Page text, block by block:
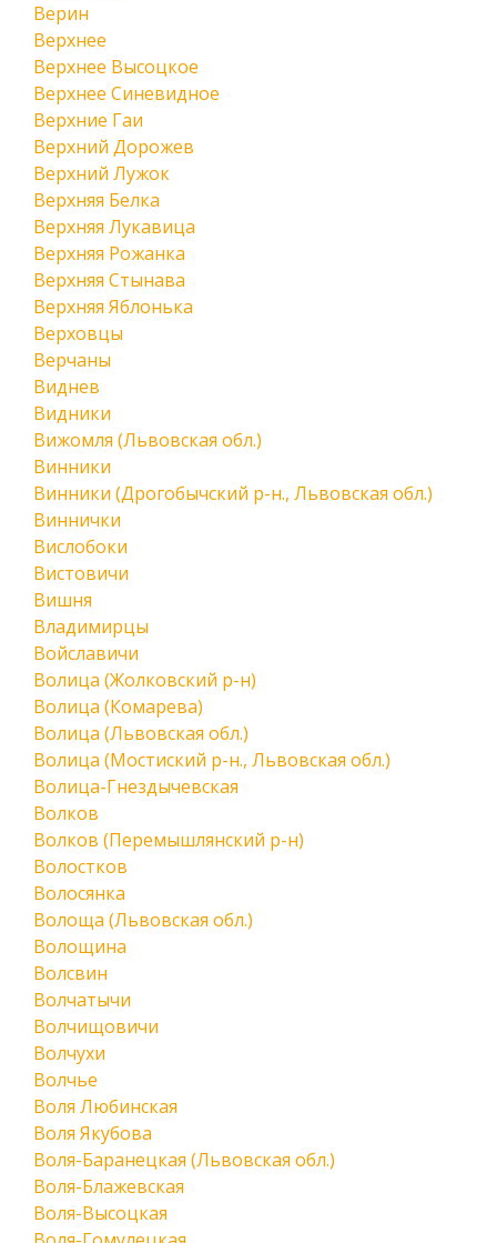
Верин
Верхнее
Верхнее Высоцкое
Верхнее Синевидное
Верхние Гаи
Верхний Дорожев
Верхний Лужок
Верхняя Белка
Верхняя Лукавица
Верхняя Рожанка
Верхняя Стынава
Верхняя Яблонька
Верховцы
Верчаны
Виднев
Видники
Вижомля (Львовская обл.)
Винники
Винники (Дрогобычский р-н., Львовская обл.)
Виннички
Вислобоки
Вистовичи
Вишня
Владимирцы
Войславичи
Волица (Жолковский р-н)
Волица (Комарева)
Волица (Львовская обл.)
Волица (Мостиский р-н., Львовская обл.)
Волица-Гнездычевская
Волков
Волков (Перемышлянский р-н)
Волостков
Волосянка
Волоща (Львовская обл.)
Волощина
Волсвин
Волчатычи
Волчищовичи
Волчухи
Волчье
Воля Любинская
Воля Якубова
Воля-Баранецкая (Львовская обл.)
Воля-Блажевская
Воля-Высоцкая